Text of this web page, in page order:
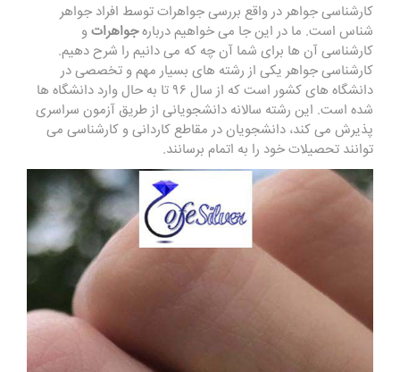
کارشناسی جواهر در واقع بررسی جواهرات توسط افراد جواهر
شناس است. ما در این جا می خواهیم دربارهجواهراتو
کارشناسی آن ها برای شما آن چه که می دانیم را شرح دهیم.
کارشناسی جواهر یکی از رشته های بسیار مهم و تخصصی در
دانشگاه های کشور است که از سال ۹۶ تا به حال وارد دانشگاه ها
شده است. این رشته سالانه دانشجویانی از طریق آزمون سراسری
پذیرش می کند، دانشجویان در مقاطع کاردانی و کارشناسی می‌
توانند تحصیلات خود را به اتمام برسانند.